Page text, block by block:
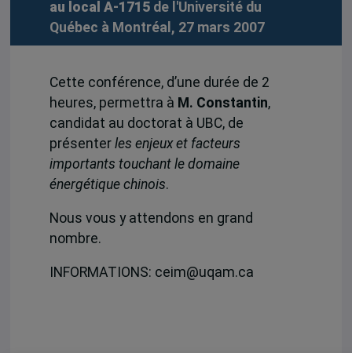
au local A-1715de l'Université du
Québec à Montréal, 27 mars 2007
Cette conférence, d’une durée de 2
heures, permettra à M. Constantin,
candidat au doctorat à UBC, de
présenter les enjeux et facteurs
importants touchant le domaine
énergétique chinois.
Nous vous y attendons en grand
nombre.
INFORMATIONS: ceim@uqam.ca